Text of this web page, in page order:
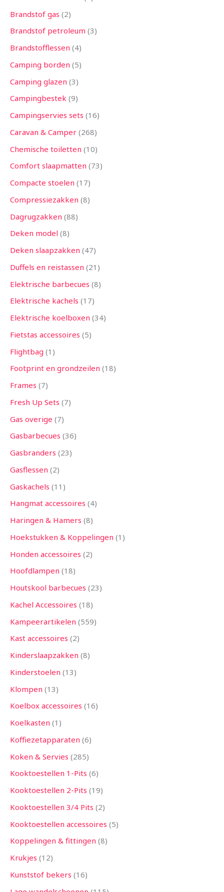
Brandstof gas 2
Brandstof petroleum 3
Brandstofflessen 4
Camping borden 5
Camping glazen 3
Campingbestek 9
Campingservies sets 16
Caravan & Camper 268
Chemische toiletten 10
Comfort slaapmatten 73
Compacte stoelen 17
Compressiezakken 8
Dagrugzakken 88
Deken model 8
Deken slaapzakken 47
Duffels en reistassen 21
Elektrische barbecues 8
Elektrische kachels 17
Elektrische koelboxen 34
Fietstas accessoires 5
Flightbag 1
Footprint en grondzeilen 18
Frames 7
Fresh Up Sets 7
Gas overige 7
Gasbarbecues 36
Gasbranders 23
Gasflessen 2
Gaskachels 11
Hangmat accessoires 4
Haringen & Hamers 8
Hoekstukken & Koppelingen 1
Honden accessoires 2
Hoofdlampen 18
Houtskool barbecues 23
Kachel Accessoires 18
Kampeerartikelen 559
Kast accessoires 2
Kinderslaapzakken 8
Kinderstoelen 13
Klompen 13
Koelbox accessoires 16
Koelkasten 1
Koffiezetapparaten 6
Koken & Servies 285
Kooktoestellen 1-Pits 6
Kooktoestellen 2-Pits 19
Kooktoestellen 3/4 Pits 2
Kooktoestellen accessoires 5
Koppelingen & fittingen 8
Krukjes 12
Kunststof bekers 16